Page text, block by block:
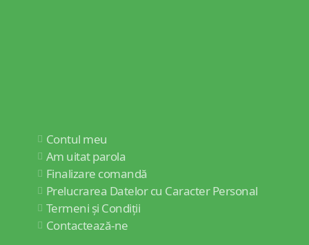
Contul meu
Am uitat parola
Finalizare comandă
Prelucrarea Datelor cu Caracter Personal
Termeni și Condiții
Contactează-ne